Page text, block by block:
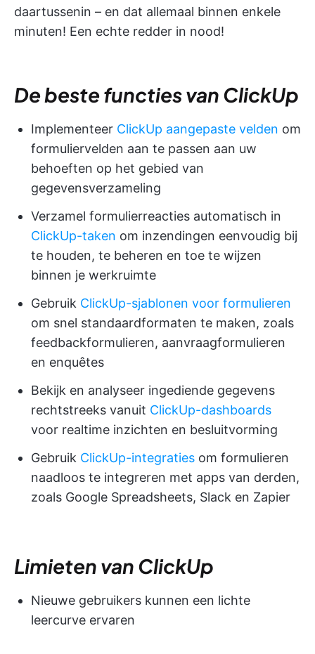
daartussenin – en dat allemaal binnen enkele
minuten! Een echte redder in nood!
De beste functies van ClickUp
Implementeer ClickUp aangepaste velden om
formuliervelden aan te passen aan uw
behoeften op het gebied van
gegevensverzameling
Verzamel formulierreacties automatisch in
ClickUp-taken om inzendingen eenvoudig bij
te houden, te beheren en toe te wijzen
binnen je werkruimte
Gebruik ClickUp-sjablonen voor formulieren
om snel standaardformaten te maken, zoals
feedbackformulieren, aanvraagformulieren
en enquêtes
Bekijk en analyseer ingediende gegevens
rechtstreeks vanuit ClickUp-dashboards
voor realtime inzichten en besluitvorming
Gebruik ClickUp-integraties om formulieren
naadloos te integreren met apps van derden,
zoals Google Spreadsheets, Slack en Zapier
Limieten van ClickUp
Nieuwe gebruikers kunnen een lichte
leercurve ervaren